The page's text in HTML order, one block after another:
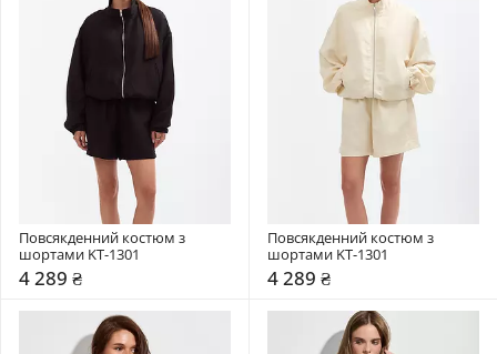
Повсякденний костюм з
шортами KT-1301
4 289 ₴
Повсякденний костюм з
шортами KT-1301
4 289 ₴